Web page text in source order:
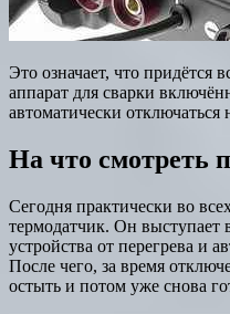
Это означает, что придётся
аппарат для сварки
автоматически
На что смотреть
Сегодня практически во
термодатчик. Он выступает
устройства от перегрева и
После чего, за время
остыть и потом уже снова